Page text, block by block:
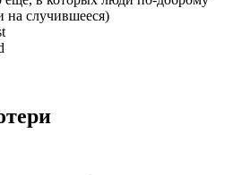
на случившееся)